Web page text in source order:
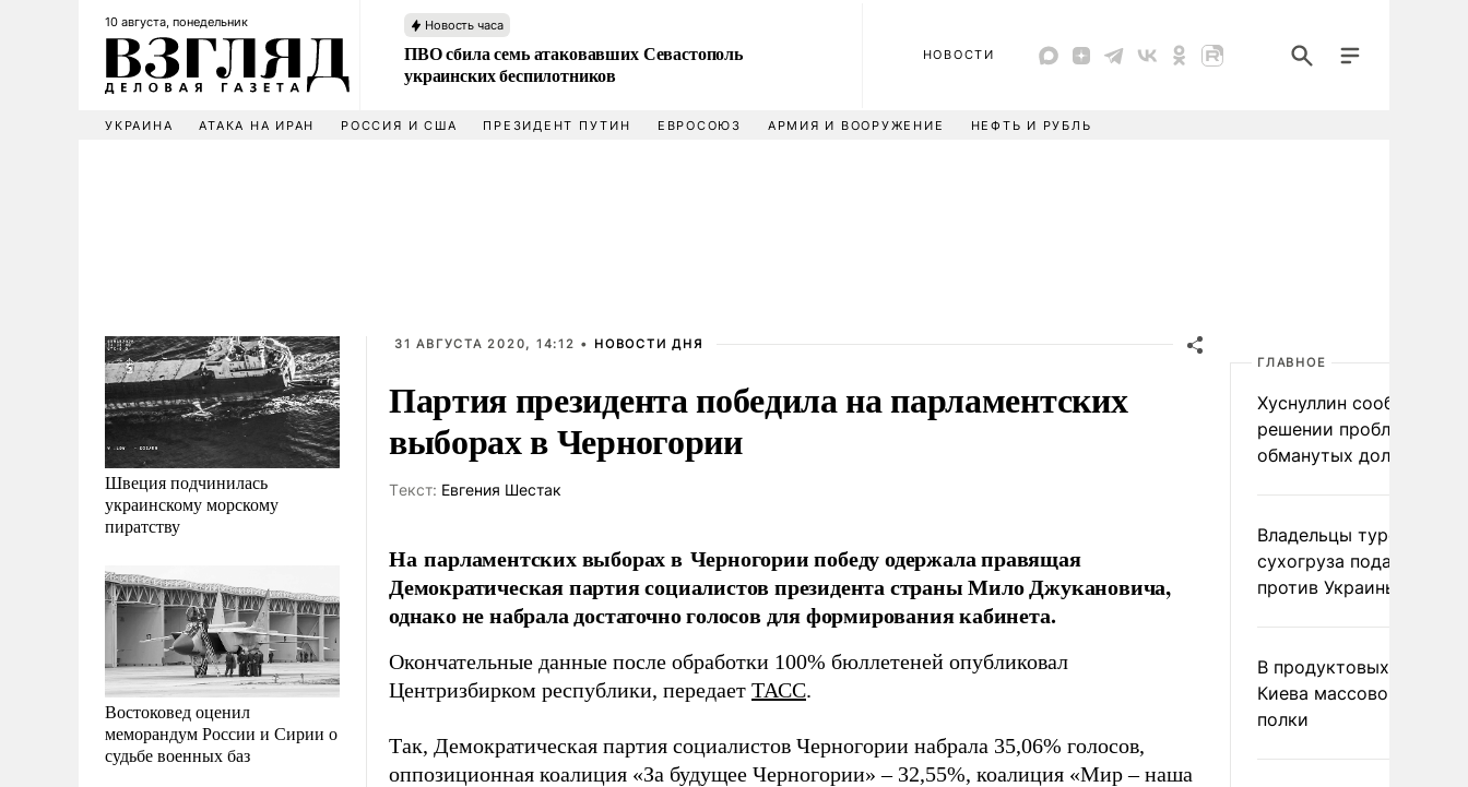
10 августа, понедельник Новость часа
ПВО сбила семь атаковавших Севастополь
украинских беспилотников
НОВОСТИ
УКРАИНА АТАКА НА ИРАН РОССИЯ И США ПРЕЗИДЕНТ ПУТИН ЕВРОСОЮЗ АРМИЯ И ВООРУЖЕНИЕ НЕФТЬ И РУБЛЬ
Швеция подчинилась
украинскому морскому
пиратству
Востоковед оценил
меморандум России и Сирии о
судьбе военных баз
31 АВГУСТА 2020, 14:12 • НОВОСТИ ДНЯ
Партия президента победила на парламентских
выборах в Черногории
Tекст: Евгения Шестак
На парламентских выборах в Черногории победу одержала правящая
Демократическая партия социалистов президента страны Мило Джукановича,
однако не набрала достаточно голосов для формирования кабинета.
Окончательные данные после обработки 100% бюллетеней опубликовал
Центризбирком республики, передает ТАСС.
Так, Демократическая партия социалистов Черногории набрала 35,06% голосов,
оппозиционная коалиция «За будущее Черногории» – 32,55%, коалиция «Мир – наша
ГЛАВНОЕ
Хуснуллин сообщил о
решении проблемы
обманутых дольщиков
Владельцы турецкого
сухогруза подадут иск
против Украины в Гаагу
В продуктовых
Киева массово
полки